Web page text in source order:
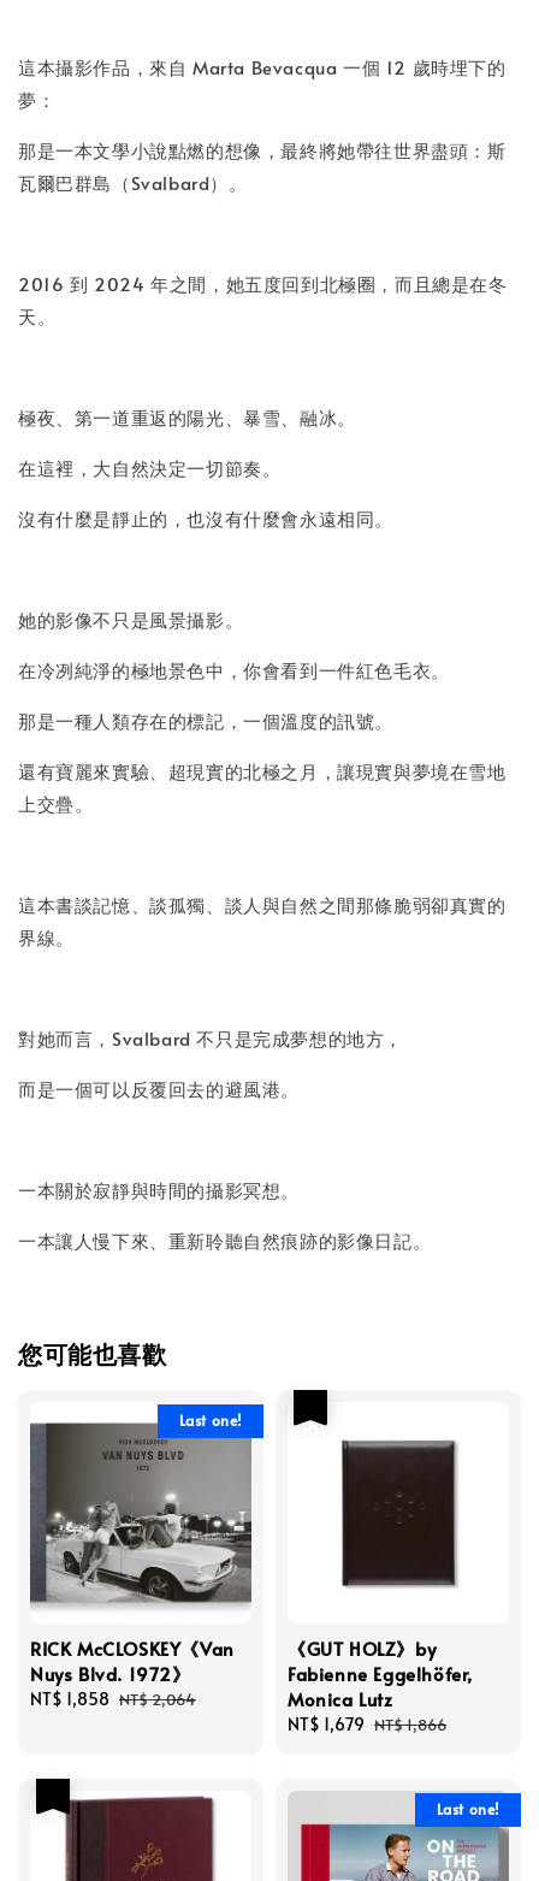
這本攝影作品，來自 Marta Bevacqua 一個 12 歲時埋下的
夢：
那是一本文學小說點燃的想像，最終將她帶往世界盡頭：斯
瓦爾巴群島（Svalbard）。
2016 到 2024 年之間，她五度回到北極圈，而且總是在冬
天。
極夜、第一道重返的陽光、暴雪、融冰。
在這裡，大自然決定一切節奏。
沒有什麼是靜止的，也沒有什麼會永遠相同。
她的影像不只是風景攝影。
在冷冽純淨的極地景色中，你會看到一件紅色毛衣。
那是一種人類存在的標記，一個溫度的訊號。
還有寶麗來實驗、超現實的北極之月，讓現實與夢境在雪地
上交疊。
這本書談記憶、談孤獨、談人與自然之間那條脆弱卻真實的
界線。
對她而言，Svalbard 不只是完成夢想的地方，
而是一個可以反覆回去的避風港。
一本關於寂靜與時間的攝影冥想。
一本讓人慢下來、重新聆聽自然痕跡的影像日記。
您可能也喜歡
Last one!
RICK McCLOSKEY《Van
Nuys Blvd. 1972》
Sale
NT$ 1,858 Regular
NT$ 2,064
《GUT HOLZ》by
Fabienne Eggelhöfer,
Monica Lutz
Sale
NT$ 1,679 Regular
NT$ 1,866
Last one!